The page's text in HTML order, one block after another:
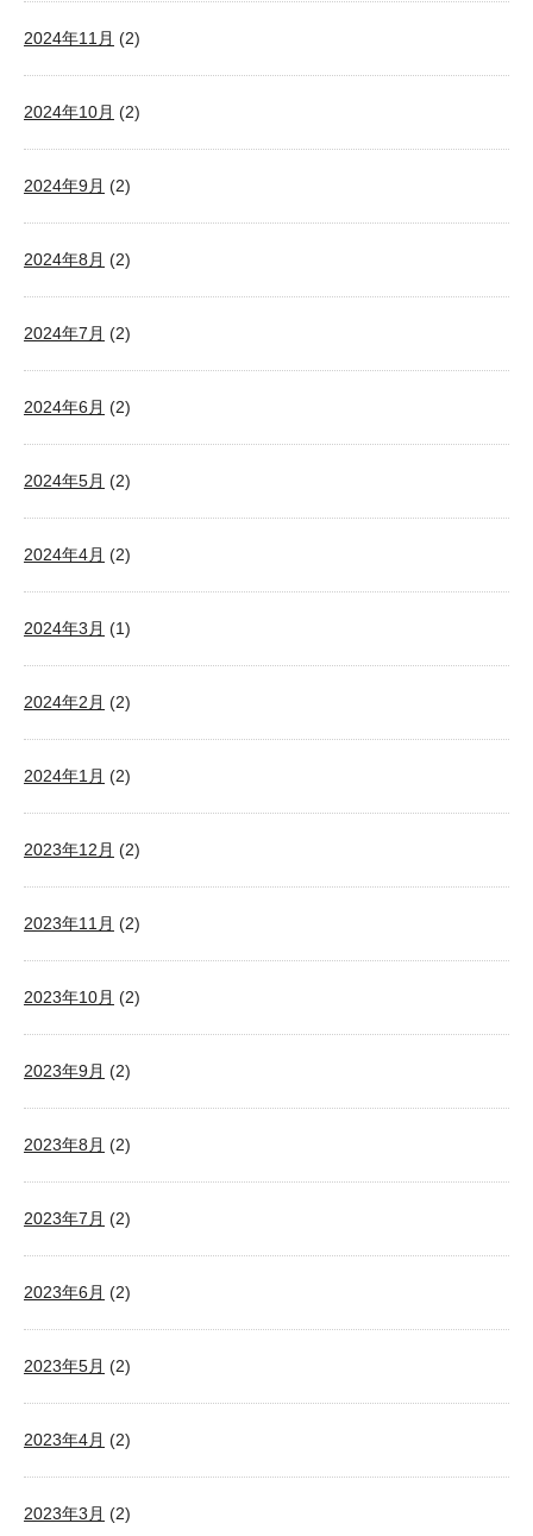
2024年11月 (2)
2024年10月 (2)
2024年9月 (2)
2024年8月 (2)
2024年7月 (2)
2024年6月 (2)
2024年5月 (2)
2024年4月 (2)
2024年3月 (1)
2024年2月 (2)
2024年1月 (2)
2023年12月 (2)
2023年11月 (2)
2023年10月 (2)
2023年9月 (2)
2023年8月 (2)
2023年7月 (2)
2023年6月 (2)
2023年5月 (2)
2023年4月 (2)
2023年3月 (2)